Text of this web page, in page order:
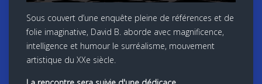
Sous couvert d’une enquête pleine de références et de
folie imaginative, David B. aborde avec magnificence,
intelligence et humour le surréalisme, mouvement
artistique du XXe siècle.